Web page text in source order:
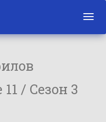
11 / Сезон 3